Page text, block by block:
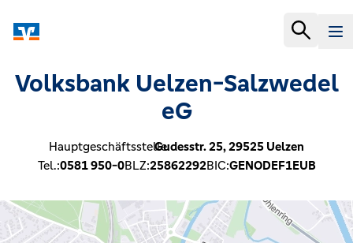
Volksbank Uelzen-Salzwedel
eG
Hauptgeschäftsstelle:Gudesstr. 25,29525 Uelzen
Tel.:0581 950-0BLZ:25862292BIC:GENODEF1EUB